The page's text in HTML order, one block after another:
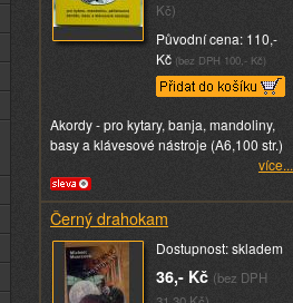
Kč)
Původní cena: 110,-
Kč (bez DPH 100,- Kč)
Akordy - pro kytary, banja, mandoliny,
basy a klávesové nástroje (A6,100 str.)
více...
Černý drahokam
Dostupnost: skladem
36,- Kč (bez DPH